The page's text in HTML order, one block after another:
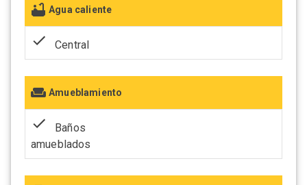
Agua caliente
Central
Amueblamiento
Baños
amueblados